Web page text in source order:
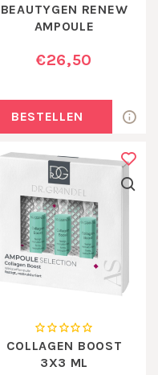
BEAUTYGEN RENEW
AMPOULE
€26,50
BESTELLEN
COLLAGEN BOOST
3X3 ML